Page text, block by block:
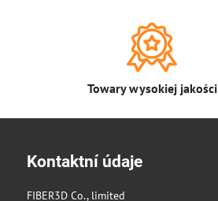
Towary wysokiej jakości
Kontaktní údaje
FIBER3D Co., limited